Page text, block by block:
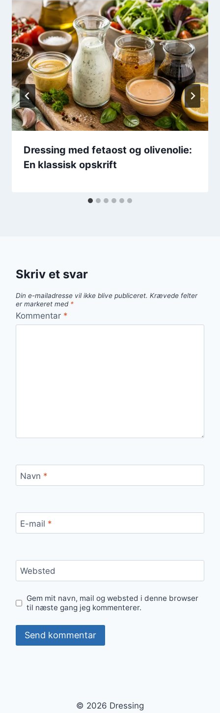
Dressing med fetaost og olivenolie:
En klassisk opskrift
Skriv et svar
Din e-mailadresse vil ikke blive publiceret. Krævede felter
er markeret med *
Kommentar *
Navn *
E-mail *
Websted
Gem mit navn, mail og websted i denne browser
til næste gang jeg kommenterer.
© 2026 Dressing